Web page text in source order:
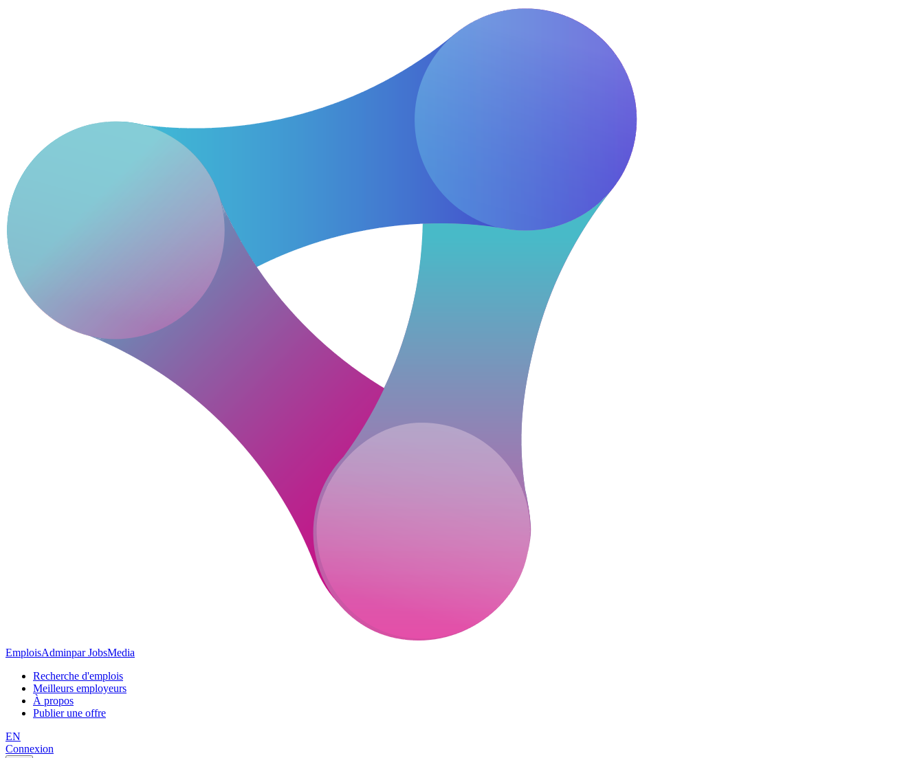
EmploisAdminpar JobsMedia
Recherche d'emplois
Meilleurs employeurs
À propos
Publier une offre
EN
Connexion